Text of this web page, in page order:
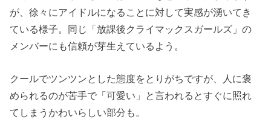
が、徐々にアイドルになることに対して実感が湧いてき
ている様子。同じ「放課後クライマックスガールズ」の
メンバーにも信頼が芽生えているよう。
クールでツンツンとした態度をとりがちですが、人に褒
められるのが苦手で「可愛い」と言われるとすぐに照れ
てしまうかわいらしい部分も。